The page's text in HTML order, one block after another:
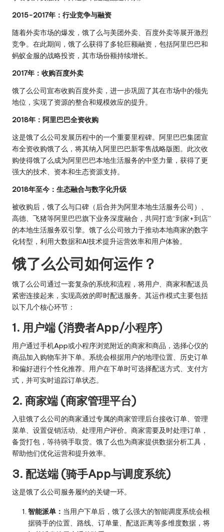
2015-2017年：行业竞争与融资
随着外卖市场的爆发，饿了么与美团外卖、百度外卖等展开激烈
竞争。在此期间，饿了么获得了多轮巨额融资，包括阿里巴巴和
蚂蚁金服的战略投资，其市场份额持续增长。
2017年：收购百度外卖
饿了么公司宣布收购百度外卖，进一步巩固了其在市场中的领先
地位，实现了资源的整合和规模效应的提升。
2018年：阿里巴巴全资收购
这是饿了么公司发展历程中的一个重要里程碑。阿里巴巴集团宣
布全资收购饿了么，将其纳入阿里巴巴新零售战略版图。此次收
购使得饿了么成为阿里巴巴本地生活服务的中坚力量，获得了更
强大的技术、资本和生态资源支持。
2018年至今：生态融合与数字化升级
被收购后，饿了么与口碑（后合并为阿里本地生活服务公司）、
高德、飞猪等阿里巴巴旗下业务深度融合，共同打造“到家+到店”
的本地生活服务双引擎。饿了么公司致力于推动本地商家的数字
化转型，利用大数据和AI技术提升运营效率和用户体验。
饿了么公司如何运作？
饿了么公司通过一套复杂的系统和流程，将用户、商家和配送员
紧密连接起来，实现高效的即时配送服务。其运作模式主要包括
以下几个核心环节：
1. 用户端 (消费者App/小程序)
用户通过手机App或小程序浏览附近的商家和商品，选择心仪的
商品加入购物车并下单。系统会根据用户的地理位置、历史订单
和偏好进行个性化推荐。用户在下单时可选择配送方式、支付方
式，并可实时追踪订单状态。
2. 商家端 (商家管理平台)
入驻饿了么公司的商家通过专属的商家管理后台接收订单、管理
菜单、设置促销活动、处理用户评价。商家需要及时处理订单，
备货打包，等待骑手取货。饿了么也为商家提供数据分析工具，
帮助他们优化运营和提升效率。
3. 配送端 (骑手App与调度系统)
这是饿了么公司服务履约的关键一环。
智能派单： 当用户下单后，饿了么强大的智能调度系统会根
据骑手的位置、路线、订单量、配送距离等多维度数据，将